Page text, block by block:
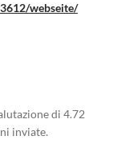
webseite/
di 4.72
inviate.